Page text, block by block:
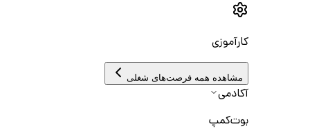
کارآموزی
مشاهده همه فرصت‌های شغلی
آکادمی
بوت‌کمپ